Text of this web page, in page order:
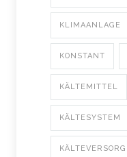
KLIMAANLAGE
KONSTANT
KÄLTEMITTEL
KÄLTESYSTEM